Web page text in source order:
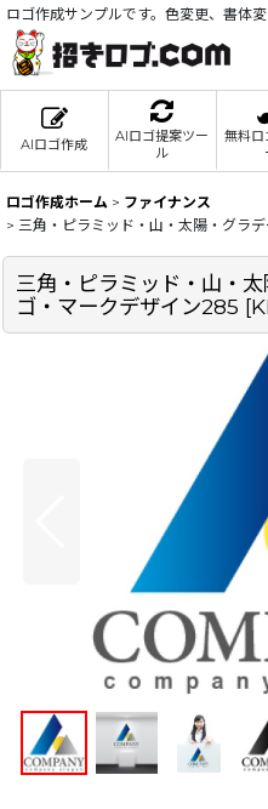
ロゴ作成サンプルです。色変更、書体変
AIロゴ作成
AIロゴ提案ツー
ル
無料ロ
ロゴ作成ホーム > ファイナンス
> 三角・ピラミッド・山・太陽・グラ
三角・ピラミッド・山・
ゴ・マークデザイン285 [